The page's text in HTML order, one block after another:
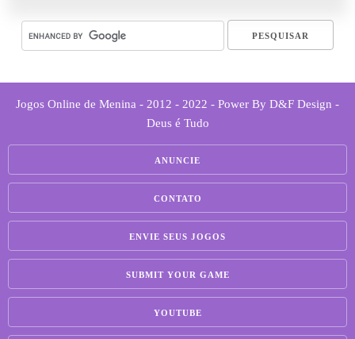
Jogos Online de Menina - 2012 - 2022 - Power By D&F Design -
Deus é Tudo
ANUNCIE
CONTATO
ENVIE SEUS JOGOS
SUBMIT YOUR GAME
YOUTUBE